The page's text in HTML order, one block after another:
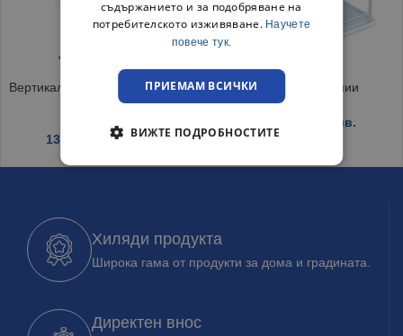
Вертикален сушилник за дрехи
53x60x90 см
13.55 / 26.50 лв.
Сушилник за чинии
/ 20.34 лв.
Хиляди продукта
Широка гама от продукти за дома и градината.
Директен внос
съдържанието и за подобряване на
потребителското изживяване. Научете
повече тук.
ПРИЕМАМ ВСИЧКИ
ВИЖТЕ ПОДРОБНОСТИТЕ